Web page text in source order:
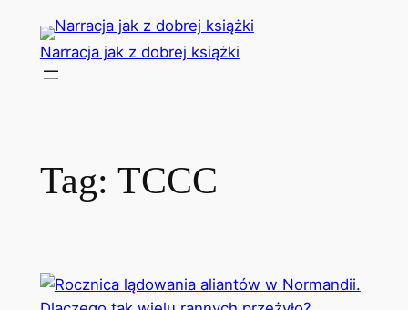
Przejdź
treści
Narracja jak z dobrej książki
Tag: TCCC